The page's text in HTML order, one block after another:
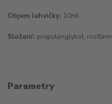
Objem lahvičky: 10ml
Složení: propylenglykol,
Parametry